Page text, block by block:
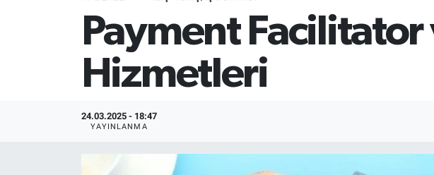
Payment
Hizmetleri
24.03.2025 - 18:47
YAYINLANMA
Eskişehirspor Arşivi
Eskişehir Arşivi
Süper Lig Puan Durumu ve Fikstür
Tüm Manşetler
Haber Arşivi